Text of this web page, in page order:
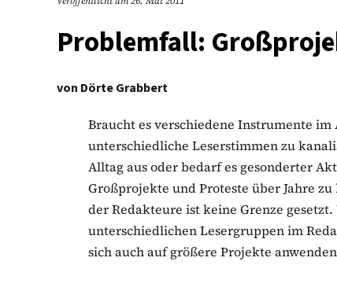
Problemfall:
von Dörte Grabbert
Braucht es verschiedene Instrumente
unterschiedliche Leserstimmen zu
Alltag aus oder bedarf es gesonderter
Großprojekte und Proteste über Jahre
der Redakteure ist keine Grenze
unterschiedlichen Lesergruppen im
sich auch auf größere Projekte